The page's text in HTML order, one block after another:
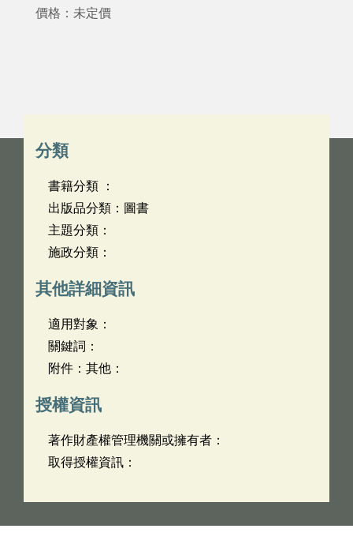
價格：未定價
分類
書籍分類 ：
出版品分類：圖書
主題分類：
施政分類：
其他詳細資訊
適用對象：
關鍵詞：
附件：其他：
授權資訊
著作財產權管理機關或擁有者：
取得授權資訊：